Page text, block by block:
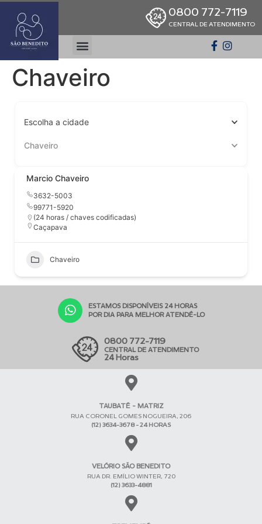
0800 772-7119
CENTRAL DE ATENDIMENTO
Chaveiro
Escolha a cidade
Chaveiro
Marcio Chaveiro
3632-5003
99771-5920
(24 horas / chaves codificadas)
Caçapava
Chaveiro
ESTAMOS DISPONÍVEIS 24 HORAS
POR DIA PARA MELHOR ATENDÊ-LO
0800 772-7119
CENTRAL DE ATENDIMENTO
24 Horas
TAUBATÉ - MATRIZ
RUA CORONEL GOMES NOGUEIRA, 206
(12) 3634-3678 - 24 HORAS
VELÓRIO SÃO BENEDITO
RUA DR. EMÍLIO WINTER, 720
(12) 3633-4881